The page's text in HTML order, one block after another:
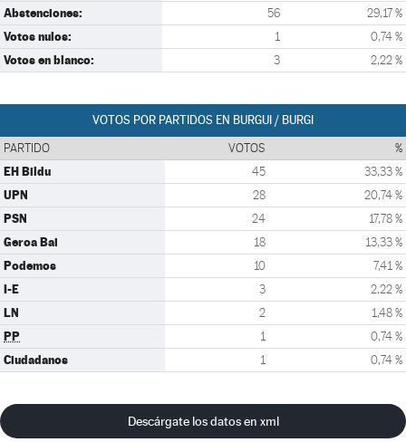
Abstenciones: 56 29,17 %
Votos nulos: 1 0,74 %
Votos en blanco: 3 2,22 %
VOTOS POR PARTIDOS EN BURGUI / BURGI
PARTIDO VOTOS %
EH Bildu 45 33,33 %
UPN 28 20,74 %
PSN 24 17,78 %
Geroa Bai 18 13,33 %
Podemos 10 7,41 %
I-E 3 2,22 %
LN 2 1,48 %
PP 1 0,74 %
Ciudadanos 1 0,74 %
Descárgate los datos en xml